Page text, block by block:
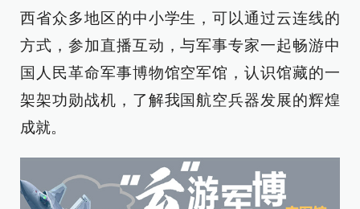
西省众多地区的中小学生，可以通过云连线的
方式，参加直播互动，与军事专家一起畅游中
国人民革命军事博物馆空军馆，认识馆藏的一
架架功勋战机，了解我国航空兵器发展的辉煌
成就。